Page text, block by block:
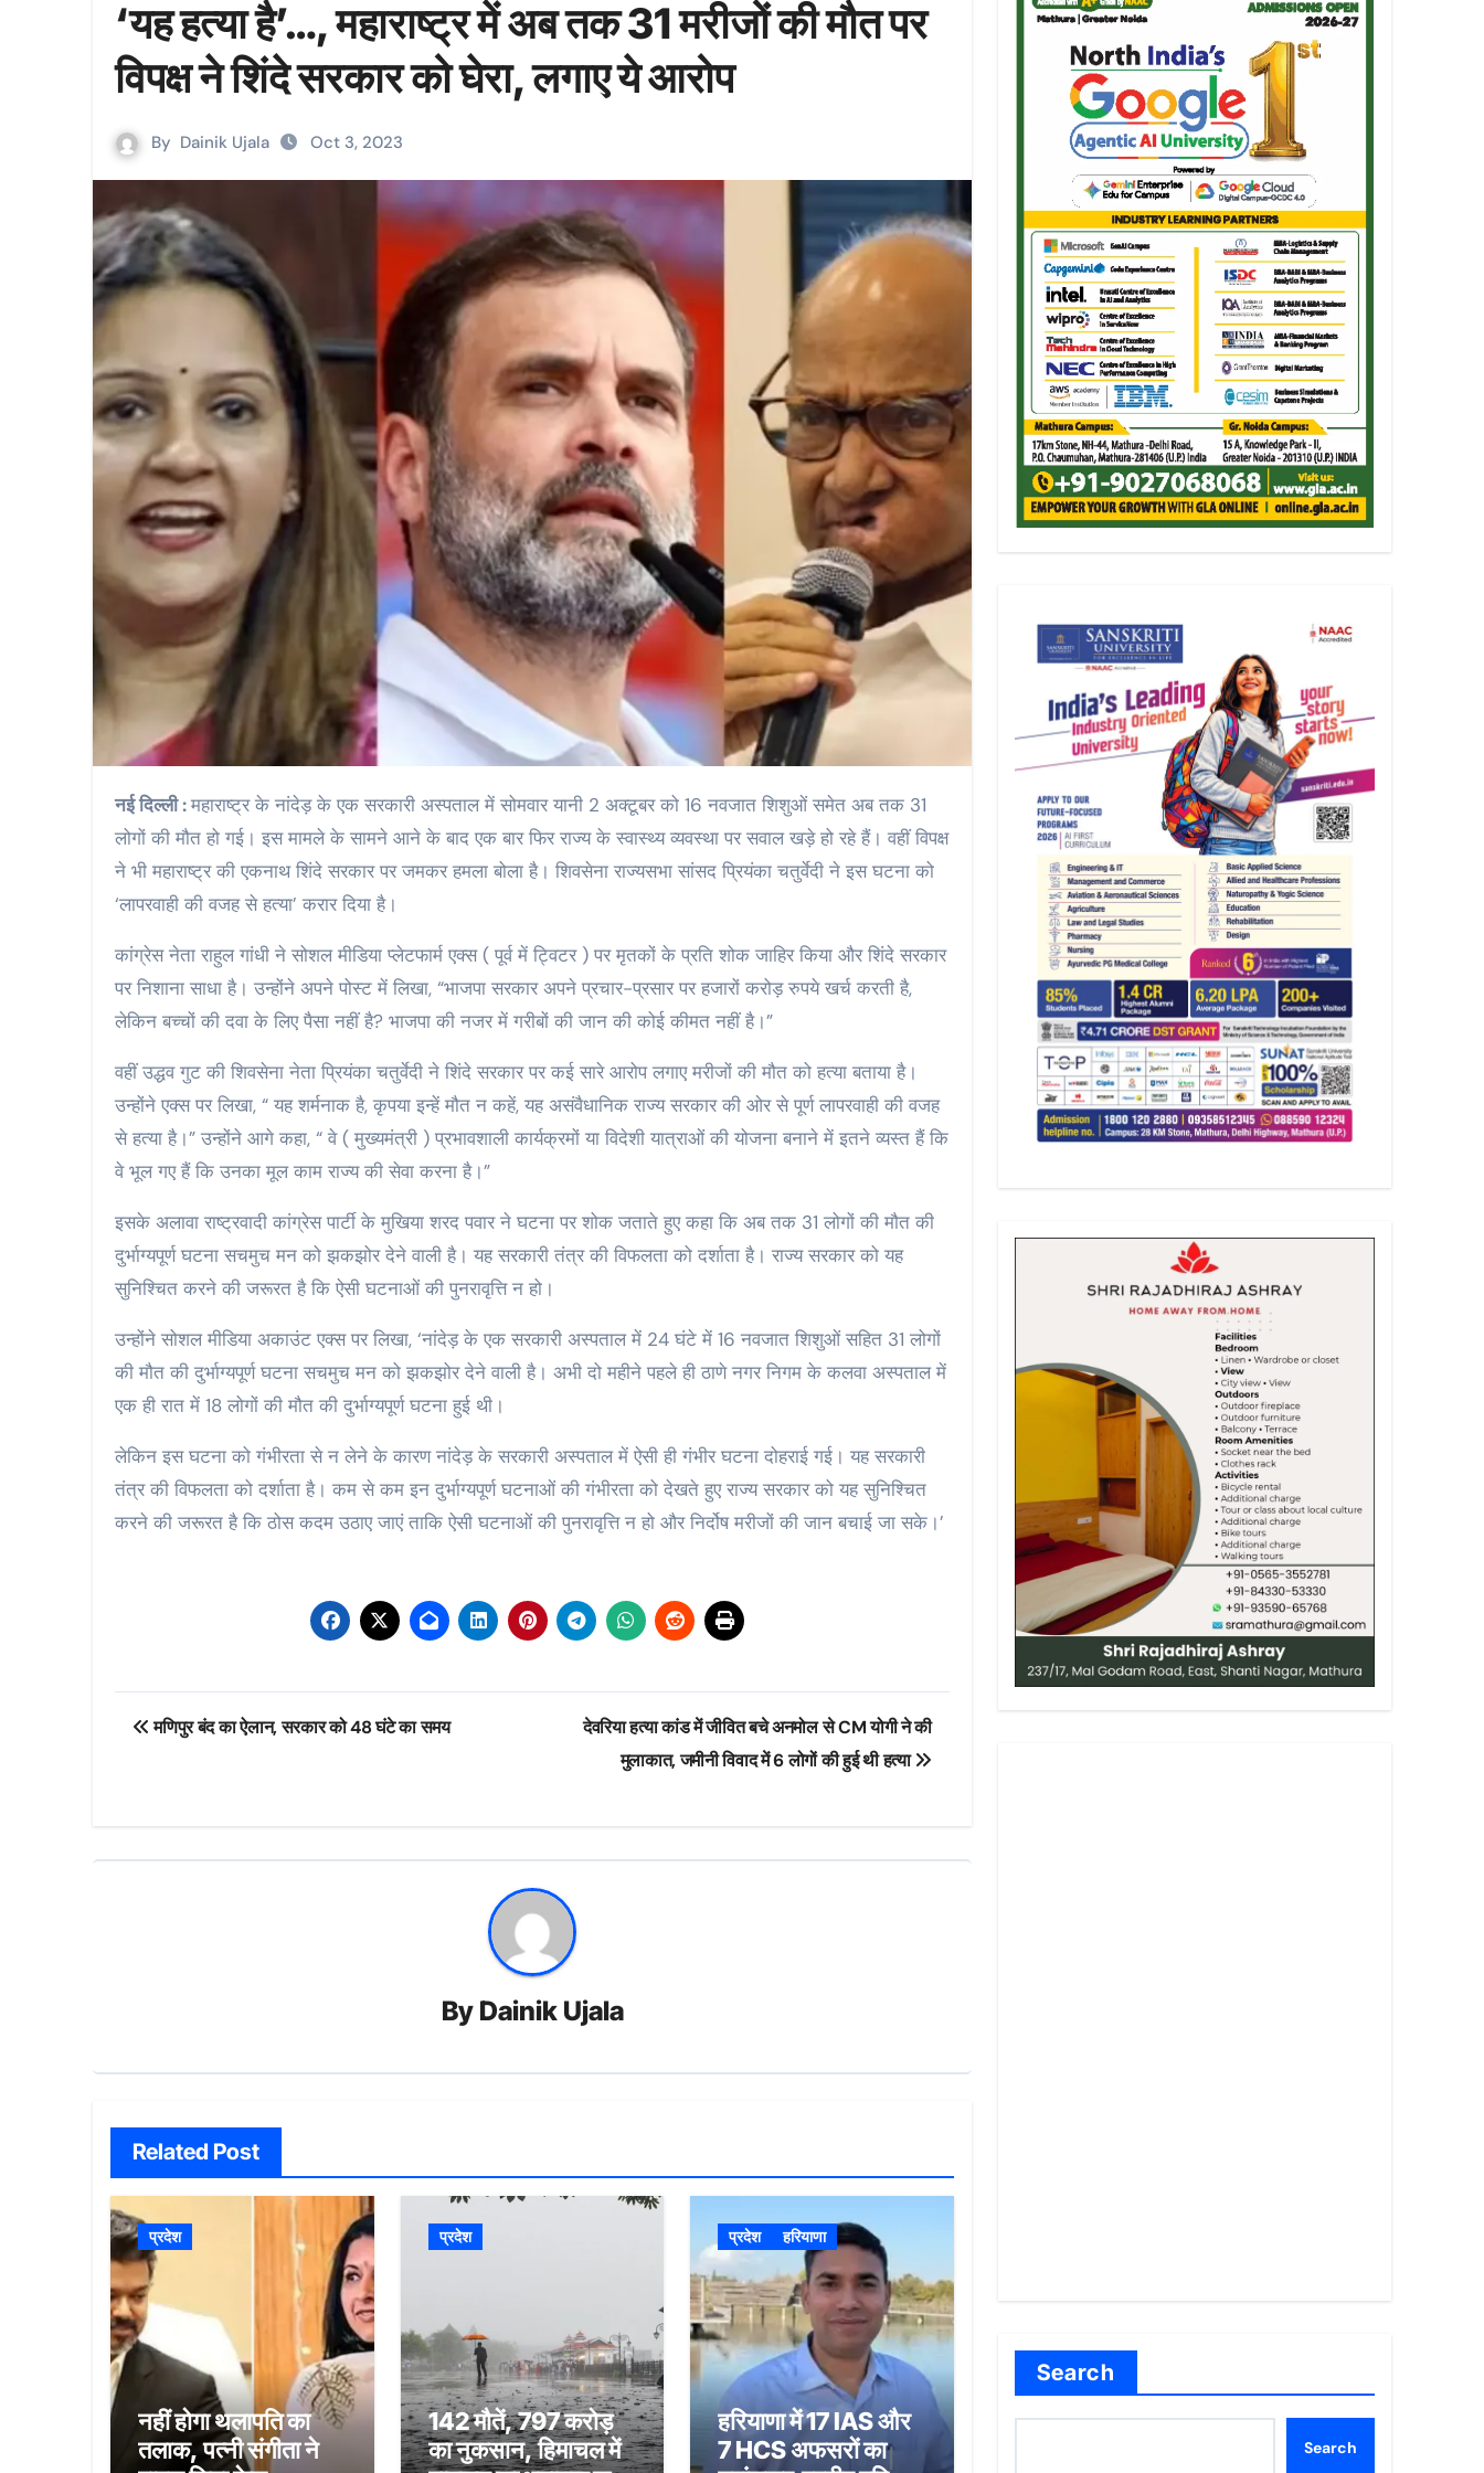
‘यह हत्या है’…, महाराष्ट्र में अब तक 31 मरीजों की मौत पर
विपक्ष ने शिंदे सरकार को घेरा, लगाए ये आरोप
By Dainik Ujala Oct 3, 2023
नई दिल्ली :महाराष्ट्र के नांदेड़ के एक सरकारी अस्पताल में सोमवार यानी 2 अक्टूबर को 16 नवजात शिशुओं समेत अब तक 31
लोगों की मौत हो गई। इस मामले के सामने आने के बाद एक बार फिर राज्य के स्वास्थ्य व्यवस्था पर सवाल खड़े हो रहे हैं। वहीं विपक्ष
ने भी महाराष्ट्र की एकनाथ शिंदे सरकार पर जमकर हमला बोला है। शिवसेना राज्यसभा सांसद प्रियंका चतुर्वेदी ने इस घटना को
‘लापरवाही की वजह से हत्या’ करार दिया है।
कांग्रेस नेता राहुल गांधी ने सोशल मीडिया प्लेटफार्म एक्स ( पूर्व में ट्विटर ) पर मृतकों के प्रति शोक जाहिर किया और शिंदे सरकार
पर निशाना साधा है। उन्होंने अपने पोस्ट में लिखा, “भाजपा सरकार अपने प्रचार-प्रसार पर हजारों करोड़ रुपये खर्च करती है,
लेकिन बच्चों की दवा के लिए पैसा नहीं है? भाजपा की नजर में गरीबों की जान की कोई कीमत नहीं है।”
वहीं उद्धव गुट की शिवसेना नेता प्रियंका चतुर्वेदी ने शिंदे सरकार पर कई सारे आरोप लगाए मरीजों की मौत को हत्या बताया है।
उन्होंने एक्स पर लिखा, “ यह शर्मनाक है, कृपया इन्हें मौत न कहें, यह असंवैधानिक राज्य सरकार की ओर से पूर्ण लापरवाही की वजह
से हत्या है।” उन्होंने आगे कहा, “ वे ( मुख्यमंत्री ) प्रभावशाली कार्यक्रमों या विदेशी यात्राओं की योजना बनाने में इतने व्यस्त हैं कि
वे भूल गए हैं कि उनका मूल काम राज्य की सेवा करना है।”
इसके अलावा राष्ट्रवादी कांग्रेस पार्टी के मुखिया शरद पवार ने घटना पर शोक जताते हुए कहा कि अब तक 31 लोगों की मौत की
दुर्भाग्यपूर्ण घटना सचमुच मन को झकझोर देने वाली है। यह सरकारी तंत्र की विफलता को दर्शाता है। राज्य सरकार को यह
सुनिश्चित करने की जरूरत है कि ऐसी घटनाओं की पुनरावृत्ति न हो।
उन्होंने सोशल मीडिया अकाउंट एक्स पर लिखा, ‘नांदेड़ के एक सरकारी अस्पताल में 24 घंटे में 16 नवजात शिशुओं सहित 31 लोगों
की मौत की दुर्भाग्यपूर्ण घटना सचमुच मन को झकझोर देने वाली है। अभी दो महीने पहले ही ठाणे नगर निगम के कलवा अस्पताल में
एक ही रात में 18 लोगों की मौत की दुर्भाग्यपूर्ण घटना हुई थी।
लेकिन इस घटना को गंभीरता से न लेने के कारण नांदेड़ के सरकारी अस्पताल में ऐसी ही गंभीर घटना दोहराई गई। यह सरकारी
तंत्र की विफलता को दर्शाता है। कम से कम इन दुर्भाग्यपूर्ण घटनाओं की गंभीरता को देखते हुए राज्य सरकार को यह सुनिश्चित
करने की जरूरत है कि ठोस कदम उठाए जाएं ताकि ऐसी घटनाओं की पुनरावृत्ति न हो और निर्दोष मरीजों की जान बचाई जा सके।’
Post
मणिपुर बंद का ऐलान, सरकार को 48 घंटे का समय
देवरिया हत्या कांड में जीवित बचे अनमोल से CM योगी ने की
मुलाकात, जमीनी विवाद में 6 लोगों की हुई थी हत्या
By Dainik Ujala
Related Post
प्रदेश
नहीं होगा थलापति का
तलाक, पत्नी संगीता ने
प्रदेश
142 मौतें, 797 करोड़
का नुकसान, हिमाचल में
प्रदेश हरियाणा
हरियाणा में 17 IAS और
7 HCS अफसरों का
Search
Search